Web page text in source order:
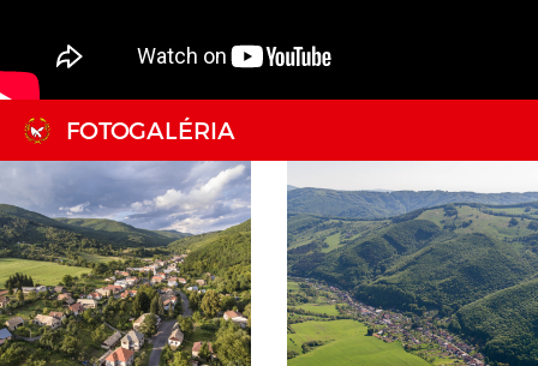
FOTOGALÉRIA